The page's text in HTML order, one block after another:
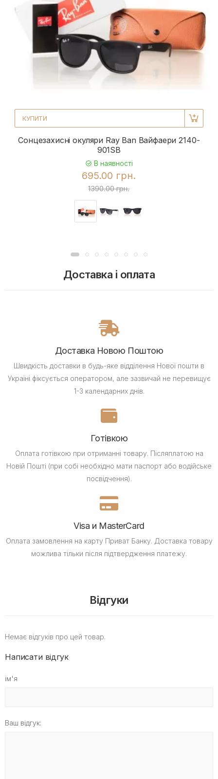
КУПИТИ
Сонцезахисні окуляри Ray Ban Вайфаери 2140-
901SB
В наявності
695.00 грн.
1390.00 грн.
Доставка і оплата
Доставка Новою Поштою
Швидкість доставки в будь-яке відділення Нової пошти в
Україні фіксується оператором, але зазвичай не перевищує
1-3 календарних днів.
Готівкою
Оплата готівкою при отриманні товару. Післяплатою на
Новій Пошті (при собі необхідно мати паспорт або водійське
посвідчення).
Visa и MasterCard
Оплата замовлення на карту Приват Банку. Доставка товару
можлива тільки після підтвердження платежу.
Відгуки
Немає відгуків про цей товар.
Написати відгук
ім'я
Ваш відгук: